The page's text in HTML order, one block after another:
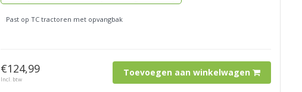
Past op TC tractoren met opvangbak
€124,99
Incl. btw
Toevoegen aan winkelwagen